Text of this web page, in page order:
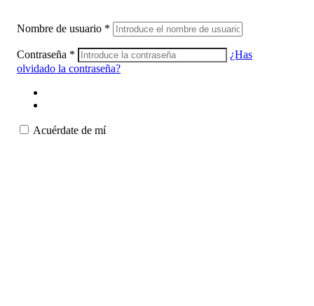
Nombre de usuario *
Contraseña *
¿Has
olvidado la contraseña?
Acuérdate de mí